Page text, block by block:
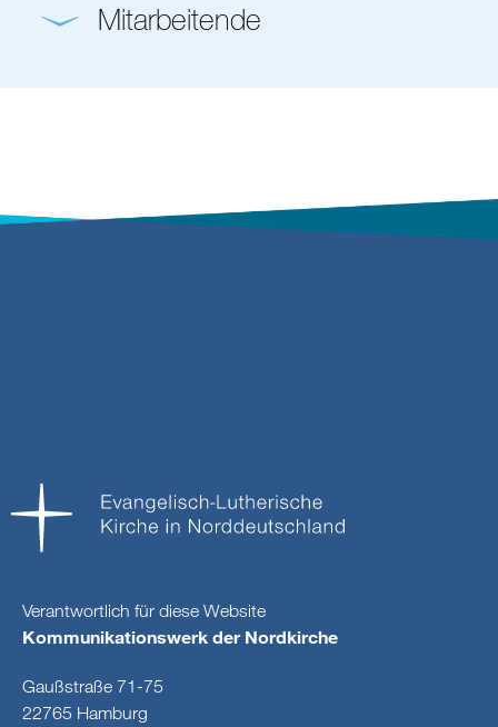
Mitarbeitende
Verantwortlich für diese Website
Kommunikationswerk der Nordkirche
Gaußstraße 71-75
22765 Hamburg